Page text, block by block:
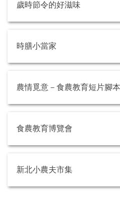
歲時節令的好滋味
時膳小當家
農情覓意－食農教育短片腳
食農教育博覽會
新北小農夫市集